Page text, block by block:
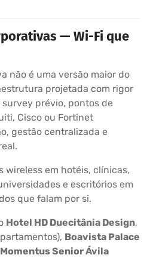
— Wi-Fi que
não é uma versão maior do
projetada com rigor
prévio, pontos de
Cisco ou Fortinet
gestão centralizada e
wireless em hotéis, clínicas,
e escritórios em
que falam por si.
Hotel HD Duecitânia Design,
Boavista Palace
Momentus Senior Ávila